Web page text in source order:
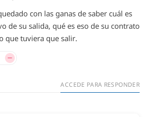
con las ganas de saber cuál es
de su salida, qué es eso de su contrato
que tuviera que salir.
ACCEDE PARA RESPONDER